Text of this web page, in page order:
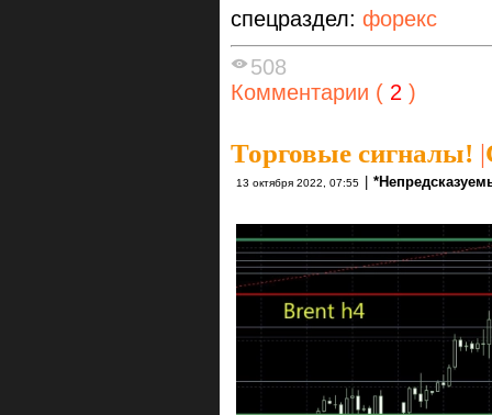
спецраздел: форекс
508
Комментарии ( 2 )
Торговые сигналы! |
13 октября 2022, 07:55